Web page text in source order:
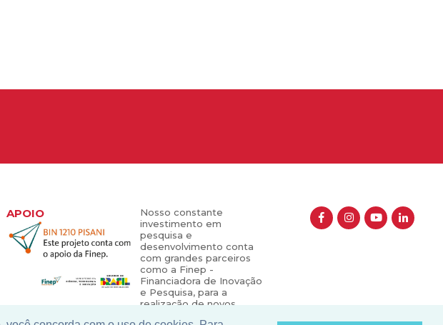
APOIO
Nosso constante
investimento em
pesquisa e
desenvolvimento conta
com grandes parceiros
como a Finep -
Financiadora de Inovação
e Pesquisa, para a
realização de novos